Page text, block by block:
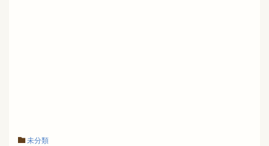
未分類